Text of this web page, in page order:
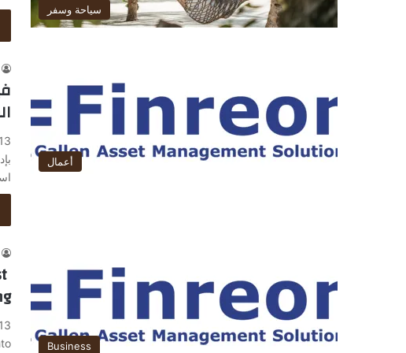
سياحة وسفر
أعمال
Business